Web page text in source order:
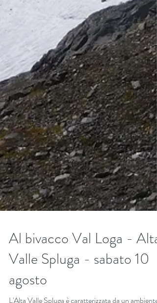
Al bivacco Val Loga - Alta